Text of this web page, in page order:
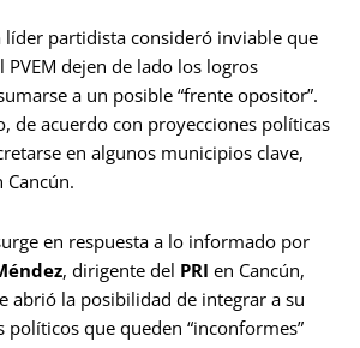
líder partidista consideró inviable que
PVEM dejen de lado los logros
a un posible “frente opositor”.
de acuerdo con proyecciones políticas
en algunos municipios clave,
en respuesta a lo informado por
, dirigente del PRI en Cancún,
abrió la posibilidad de integrar a su
políticos que queden “inconformes”